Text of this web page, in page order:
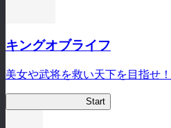
キングオブライフ
美女や武将を救い天下を目指せ！
Start